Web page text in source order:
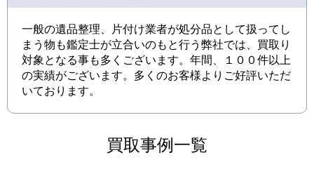
一般の遺品整理、片付け業者が処分品として扱ってし
まう物も鑑定士が立合いのもと行う弊社では、買取り
対象となる事も多くございます。年間、１００件以上
の実績がございます。多くのお客様よりご好評いただ
いております。
買取事例一覧